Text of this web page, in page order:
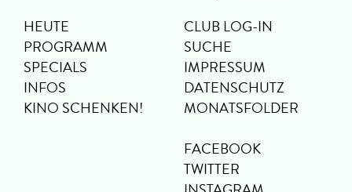
HEUTE
PROGRAMM
SPECIALS
INFOS
KINO SCHENKEN!
CLUB LOG-IN
SUCHE
IMPRESSUM
DATENSCHUTZ
MONATSFOLDER
FACEBOOK
TWITTER